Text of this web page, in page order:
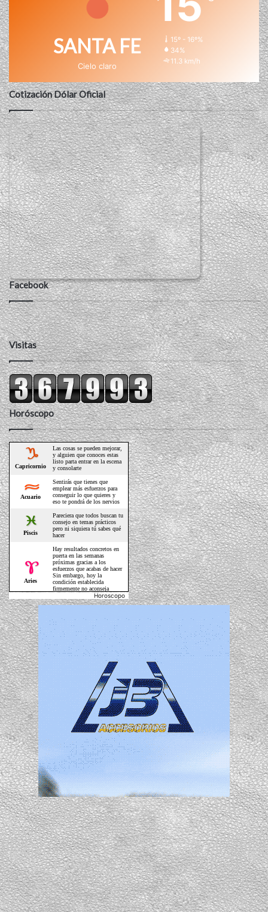
SANTA FE
Cielo claro
15º - 16º%
34%
11.3 km/h
Cotización Dólar Oficial
Facebook
Visitas
Horóscopo
Horoscopo